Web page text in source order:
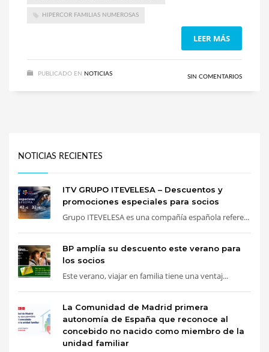
HIPERCOR FAMILIAS NUMEROSAS
LEER MÁS
PUBLICADO EN NOTICIAS SIN COMENTARIOS
NOTICIAS RECIENTES
ITV GRUPO ITEVELESA – Descuentos y
promociones especiales para socios
Grupo ITEVELESA es una compañía española refere...
BP amplía su descuento este verano para
los socios
Este verano, viajar en familia tiene una ventaj...
La Comunidad de Madrid primera
autonomía de España que reconoce al
concebido no nacido como miembro de la
unidad familiar